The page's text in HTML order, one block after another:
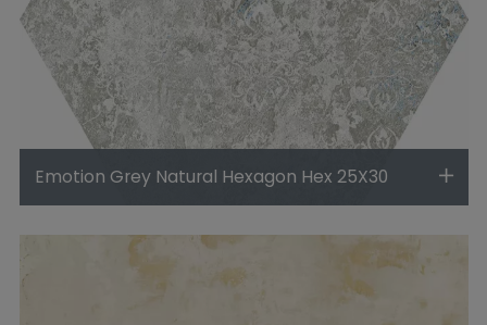
Emotion Grey Natural Hexagon Hex 25X30